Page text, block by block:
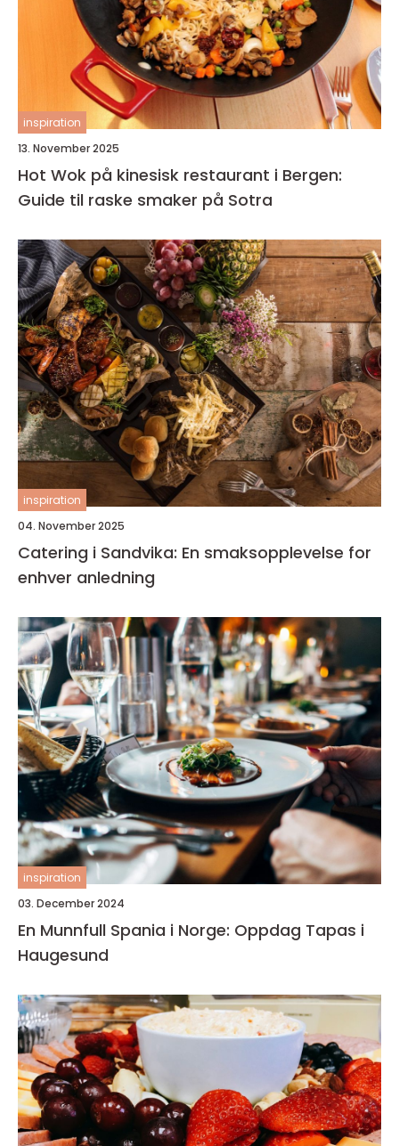
inspiration
13. November 2025
Hot Wok på kinesisk restaurant i Bergen:
Guide til raske smaker på Sotra
inspiration
04. November 2025
Catering i Sandvika: En smaksopplevelse for
enhver anledning
inspiration
03. December 2024
En Munnfull Spania i Norge: Oppdag Tapas i
Haugesund